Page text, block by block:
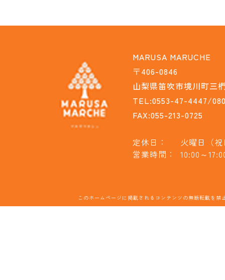
MARUSA MARUCHE
〒406-0846
山梨県笛吹市境川町三
TEL:0553-47-4447/
FAX:055-213-0725
定休日：
火曜日（
営業時間：
10:00～
このホームページに掲載されるコンテンツの無断転載を禁